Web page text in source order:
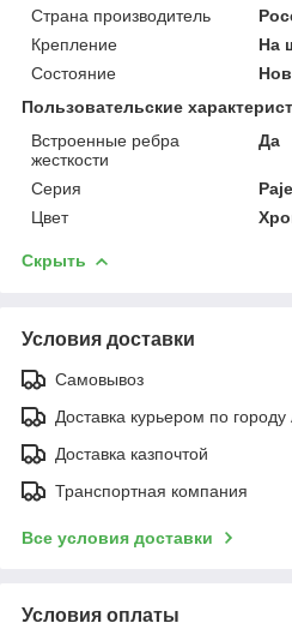
Страна производитель
Крепление
На
Состояние
Пользовательские
Встроенные ребра
жесткости
Да
Серия
Цвет
Скрыть
Условия доставки
Самовывоз
Доставка курьером по
Доставка казпочтой
Транспортная компания
Все условия доставки
Условия оплаты